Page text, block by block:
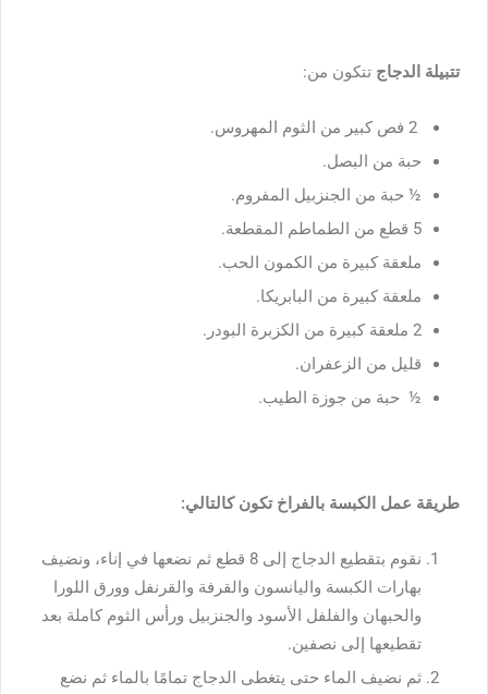
تتبيلة الدجاج تتكون من:
حبة من البصل.
½ حبة من الجنزبيل المفروم.
5 قطع من الطماطم المقطعة.
ملعقة كبيرة من الكمون الحب.
ملعقة كبيرة من البابريكا.
2 ملعقة كبيرة من الكزبرة البودر.
قليل من الزعفران.
½ حبة من جوزة الطيب.
طريقة عمل الكبسة بالفراخ تكون كالتالي:
نقوم بتقطيع الدجاج إلى 8 قطع ثم نضعها في إناء، ونضيف
بهارات الكبسة واليانسون والقرفة والقرنفل وورق اللورا
والحبهان والفلفل الأسود والجنزبيل ورأس الثوم كاملة بعد
تقطيعها إلى نصفين.
ثم نضيف الماء حتى يتغطى الدجاج تمامًا بالماء ثم نضع